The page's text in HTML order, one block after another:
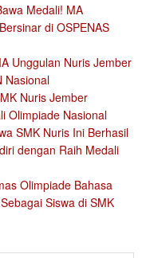
Medali! MA
di OSPENAS
Unggulan Nuris Jember
Nasional
Nuris Jember
Olimpiade Nasional
SMK Nuris Ini Berhasil
dengan Raih Medali
Olimpiade Bahasa
Siswa di SMK